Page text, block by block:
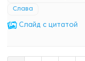
Слава
Cлайд с цитатой